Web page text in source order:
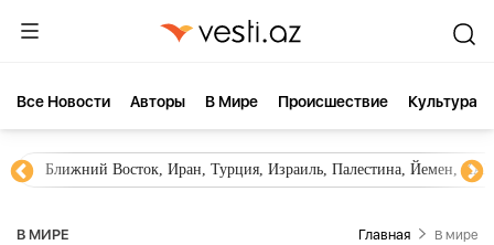
Все Новости Aвторы В Мире Происшествие Культура
Ближний Восток, Иран, Турция, Израиль, Палестина, Йемен,
В МИРЕ Главная В мире